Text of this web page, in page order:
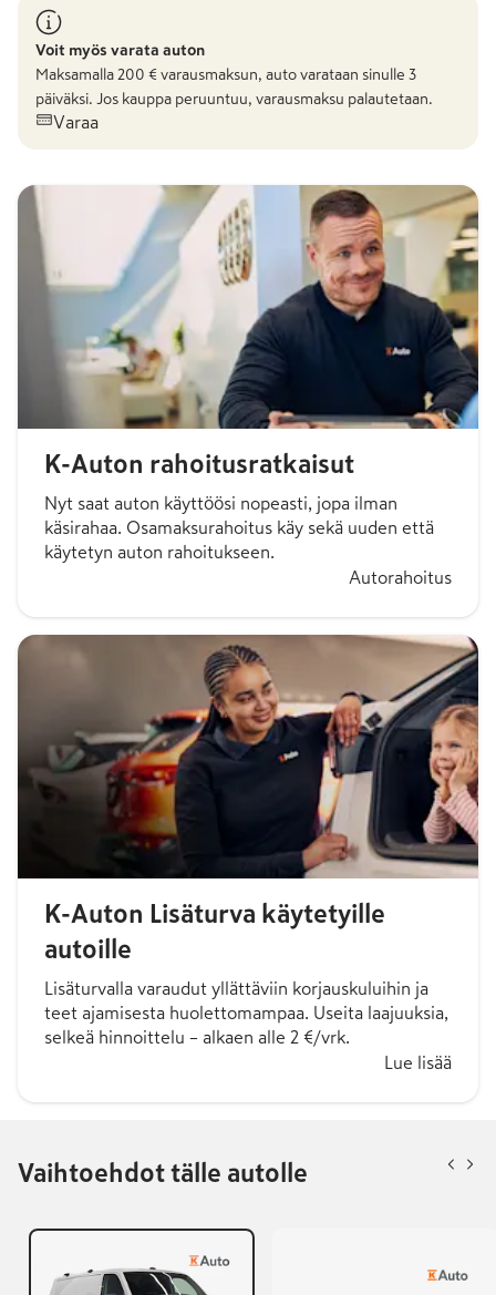
Voit myös varata auton
Maksamalla 200 € varausmaksun, auto varataan sinulle 3
päiväksi. Jos kauppa peruuntuu, varausmaksu palautetaan.
Varaa
K-Auton rahoitusratkaisut
Nyt saat auton käyttöösi nopeasti, jopa ilman
käsirahaa. Osamaksurahoitus käy sekä uuden että
käytetyn auton rahoitukseen.
Autorahoitus
K-Auton Lisäturva käytetyille
autoille
Lisäturvalla varaudut yllättäviin korjauskuluihin ja
teet ajamisesta huolettomampaa. Useita laajuuksia,
selkeä hinnoittelu – alkaen alle 2 €/vrk.
Lue lisää
Vaihtoehdot tälle autolle